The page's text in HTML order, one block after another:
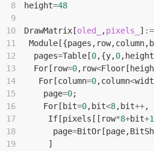
8
height=48
9
10
DrawMatrix [oled_ ,pixels_ ] :=
11
Module [{pages , row,column,
12
pages=Table [0,{y,0, height
13
For [ row=0, row<Floor [
14
For [column=0,column<
15
page=0;
16
For [ bit=0, bit<8, bit++,
17
If [pixels [[ row*8+bit+1
18
page=BitOr [page,
19
]